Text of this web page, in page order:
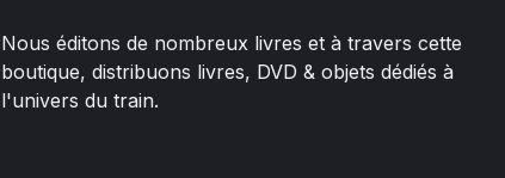
Nous éditons de nombreux livres et à travers cette
boutique, distribuons livres, DVD & objets dédiés à
l'univers du train.